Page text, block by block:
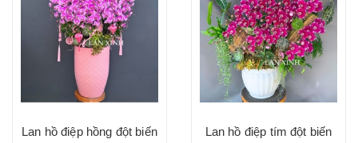
Lan hồ điệp hồng đột biến
Lan hồ điệp tím đột biến